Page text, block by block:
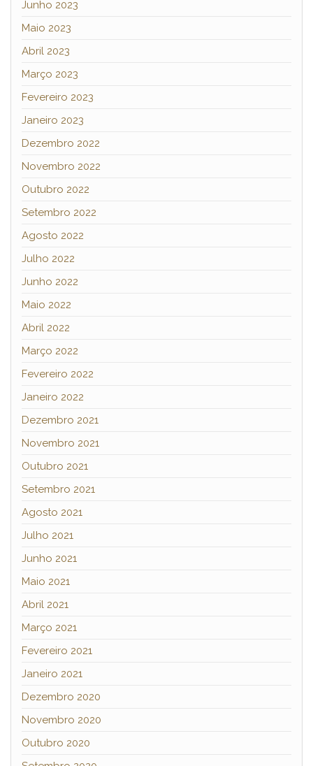
Junho 2023
Maio 2023
Abril 2023
Março 2023
Fevereiro 2023
Janeiro 2023
Dezembro 2022
Novembro 2022
Outubro 2022
Setembro 2022
Agosto 2022
Julho 2022
Junho 2022
Maio 2022
Abril 2022
Março 2022
Fevereiro 2022
Janeiro 2022
Dezembro 2021
Novembro 2021
Outubro 2021
Setembro 2021
Agosto 2021
Julho 2021
Junho 2021
Maio 2021
Abril 2021
Março 2021
Fevereiro 2021
Janeiro 2021
Dezembro 2020
Novembro 2020
Outubro 2020